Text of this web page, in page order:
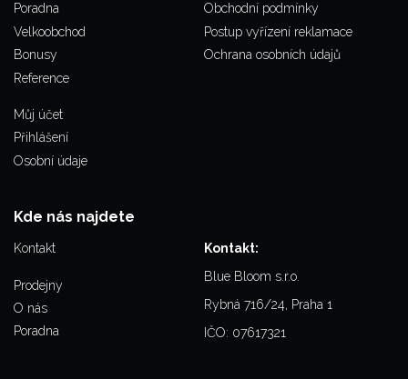
Poradna
Velkoobchod
Bonusy
Reference
Obchodní podmínky
Postup vyřízení reklamace
Ochrana osobních údajů
Můj účet
Přihlášení
Osobní údaje
Kde nás najdete
Kontakt
Prodejny
O nás
Poradna
Kontakt:
Blue Bloom s.r.o.
Rybná 716/24, Praha 1
IČO: 07617321